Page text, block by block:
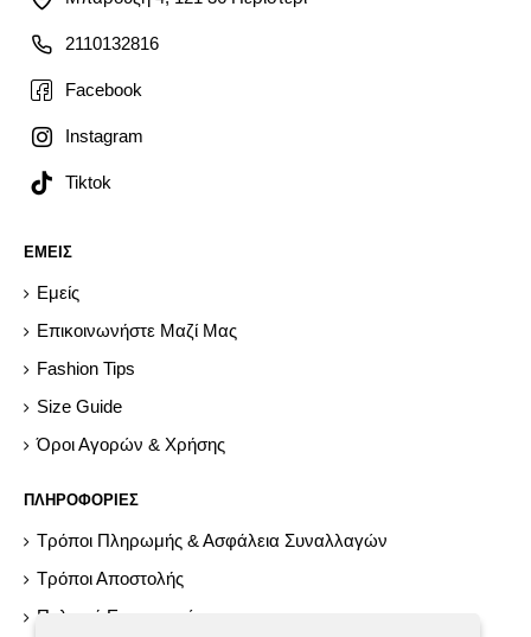
2110132816
Facebook
Instagram
Tiktok
ΕΜΕΙΣ
Εμείς
Επικοινωνήστε Μαζί Μας
Fashion Tips
Size Guide
Όροι Αγορών & Χρήσης
ΠΛΗΡΟΦΟΡΙΕΣ
Τρόποι Πληρωμής & Ασφάλεια Συναλλαγών
Τρόποι Αποστολής
Πολιτική Επιστροφών